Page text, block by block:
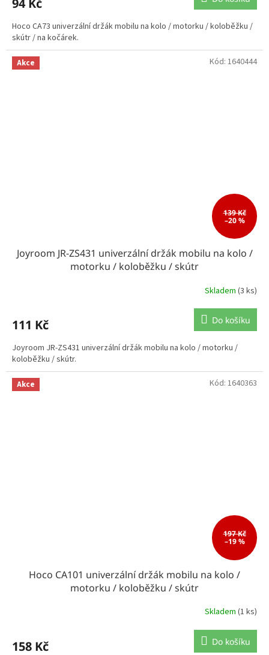
94 Kč
Hoco CA73 univerzální držák mobilu na kolo / motorku / koloběžku /
skútr / na kočárek.
Akce
139 Kč
–20 %
Joyroom JR-ZS431 univerzální držák mobilu na kolo /
motorku / koloběžku / skútr
Skladem (3 ks)
111 Kč Do košíku
Joyroom JR-ZS431 univerzální držák mobilu na kolo / motorku /
koloběžku / skútr.
Kód: 1640444
Akce
197 Kč
–19 %
Hoco CA101 univerzální držák mobilu na kolo /
motorku / koloběžku / skútr
Skladem (1 ks)
158 Kč Do košíku
Kód: 1640363